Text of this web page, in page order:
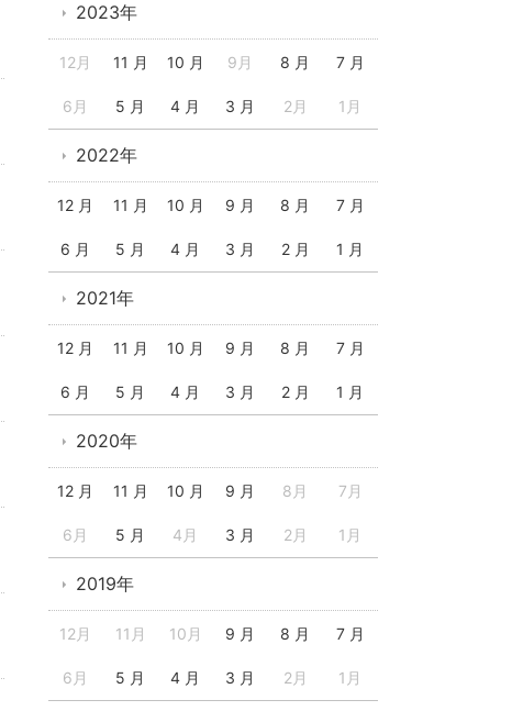
2023年
12月 11 月 10 月 9月 8 月 7 月
6月 5 月 4 月 3 月 2月 1月
2022年
12 月 11 月 10 月 9 月 8 月 7 月
6 月 5 月 4 月 3 月 2 月 1 月
2021年
12 月 11 月 10 月 9 月 8 月 7 月
6 月 5 月 4 月 3 月 2 月 1 月
2020年
12 月 11 月 10 月 9 月 8月 7月
6月 5 月 4月 3 月 2月 1月
2019年
12月 11月 10月 9 月 8 月 7 月
6月 5 月 4 月 3 月 2月 1月